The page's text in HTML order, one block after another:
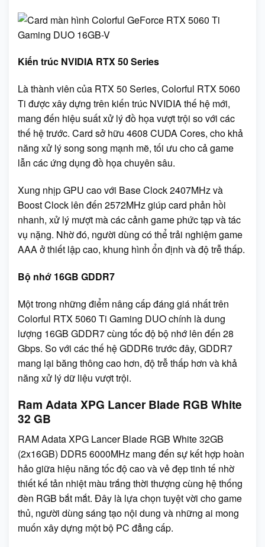
Kiến trúc NVIDIA RTX 50 Series
Là thành viên của RTX 50 Series, Colorful RTX 5060
Ti được xây dựng trên kiến trúc NVIDIA thế hệ mới,
mang đến hiệu suất xử lý đồ họa vượt trội so với các
thế hệ trước. Card sở hữu 4608 CUDA Cores, cho khả
năng xử lý song song mạnh mẽ, tối ưu cho cả game
lẫn các ứng dụng đồ họa chuyên sâu.
Xung nhịp GPU cao với Base Clock 2407MHz và
Boost Clock lên đến 2572MHz giúp card phản hồi
nhanh, xử lý mượt mà các cảnh game phức tạp và tác
vụ nặng. Nhờ đó, người dùng có thể trải nghiệm game
AAA ở thiết lập cao, khung hình ổn định và độ trễ thấp.
Bộ nhớ 16GB GDDR7
Một trong những điểm nâng cấp đáng giá nhất trên
Colorful RTX 5060 Ti Gaming DUO chính là dung
lượng 16GB GDDR7 cùng tốc độ bộ nhớ lên đến 28
Gbps. So với các thế hệ GDDR6 trước đây, GDDR7
mang lại băng thông cao hơn, độ trễ thấp hơn và khả
năng xử lý dữ liệu vượt trội.
Ram Adata XPG Lancer Blade RGB White
32 GB
RAM Adata XPG Lancer Blade RGB White 32GB
(2x16GB) DDR5 6000MHz mang đến sự kết hợp hoàn
hảo giữa hiệu năng tốc độ cao và vẻ đẹp tinh tế nhờ
thiết kế tản nhiệt màu trắng thời thượng cùng hệ thống
đèn RGB bắt mắt. Đây là lựa chọn tuyệt vời cho game
thủ, người dùng sáng tạo nội dung và những ai mong
muốn xây dựng một bộ PC đẳng cấp.